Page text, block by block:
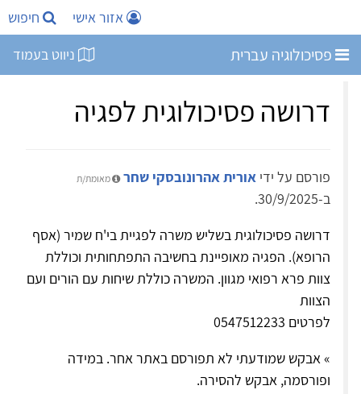
אזור אישי חיפוש
פסיכולוגיה עברית ניווט בעמוד
דרושה פסיכולוגית לפגיה
פורסם על ידי אורית אהרונובסקי שחר מאומת/ת
ב-30/9/2025.
דרושה פסיכולוגית בשליש משרה לפגיית בי'ח שמיר (אסף
הרופא). הפגיה מאופיינת בחשיבה התפתחותית וכוללת
צוות פרא רפואי מגוון. המשרה כוללת שיחות עם הורים ועם
הצוות
לפרטים 0547512233
» אבקש שמודעתי לא תפורסם באתר אחר. במידה
ופורסמה, אבקש להסירה.